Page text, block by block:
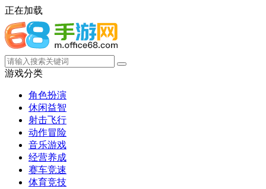
正在加载
游戏分类
角色扮演
休闲益智
射击飞行
动作冒险
音乐游戏
经营养成
赛车竞速
体育竞技